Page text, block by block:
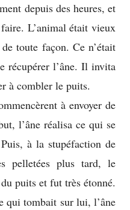
depuis des heures, et
L’animal était vieux
toute façon. Ce n’était
récupérer l’âne. Il invita
à combler le puits.
à envoyer de
l’âne réalisa ce qui se
à la stupéfaction de
pelletées plus tard, le
puits et fut très étonné.
qui tombait sur lui, l’âne